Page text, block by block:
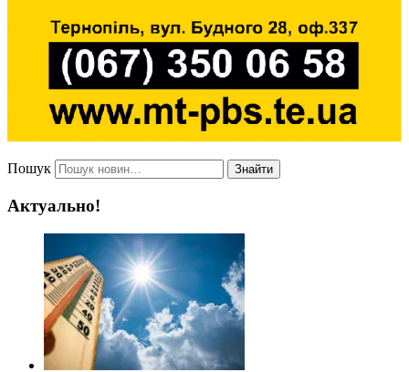
Пошук Знайти
Актуально!